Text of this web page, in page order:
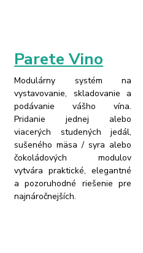
Parete Vino
Modulárny systém na
vystavovanie, skladovanie a
podávanie vášho vína.
Pridanie jednej alebo
viacerých studených jedál,
sušeného mäsa / syra alebo
čokoládových modulov
vytvára praktické, elegantné
a pozoruhodné riešenie pre
najnáročnejších.